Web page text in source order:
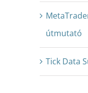
útmutató
Tick Data